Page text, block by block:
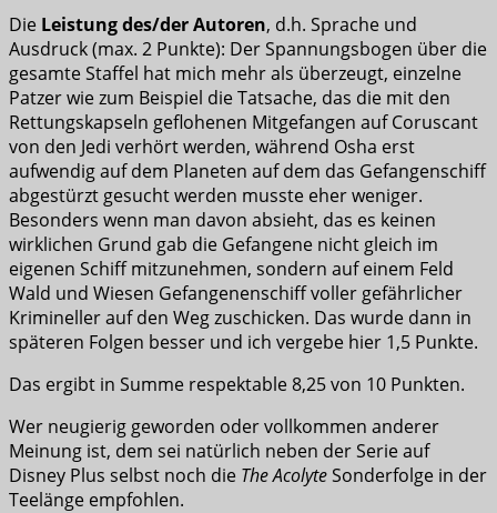
Die Leistung des/der Autoren, d.h. Sprache und
Ausdruck (max. 2 Punkte): Der Spannungsbogen über die
gesamte Staffel hat mich mehr als überzeugt, einzelne
Patzer wie zum Beispiel die Tatsache, das die mit den
Rettungskapseln geflohenen Mitgefangen auf Coruscant
von den Jedi verhört werden, während Osha erst
aufwendig auf dem Planeten auf dem das Gefangenschiff
abgestürzt gesucht werden musste eher weniger.
Besonders wenn man davon absieht, das es keinen
wirklichen Grund gab die Gefangene nicht gleich im
eigenen Schiff mitzunehmen, sondern auf einem Feld
Wald und Wiesen Gefangenenschiff voller gefährlicher
Krimineller auf den Weg zuschicken. Das wurde dann in
späteren Folgen besser und ich vergebe hier 1,5 Punkte.
Das ergibt in Summe respektable 8,25 von 10 Punkten.
Wer neugierig geworden oder vollkommen anderer
Meinung ist, dem sei natürlich neben der Serie auf
Disney Plus selbst noch die The AcolyteSonderfolge in der
Teelänge empfohlen.